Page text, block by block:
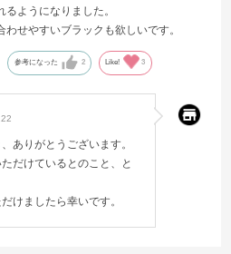
ようになりました。
せやすいブラックも欲しいです。
参考になった 2 Like! 3
ありがとうございます。
だけているとのこと、と
けましたら幸いです。